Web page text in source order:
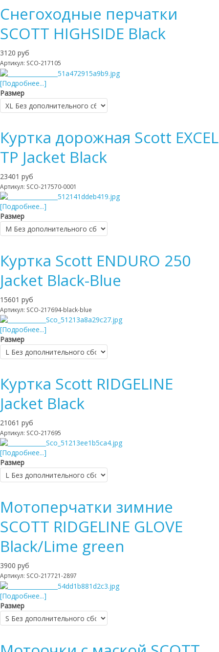
Снегоходные перчатки
SCOTT HIGHSIDE Black
3120 руб
Артикул: SCO-217105
[Подробнее...]
Размер
Куртка дорожная Scott EXCEL
TP Jacket Black
23401 руб
Артикул: SCO-217570-0001
[Подробнее...]
Размер
Куртка Scott ENDURO 250
Jacket Black-Blue
15601 руб
Артикул: SCO-217694-black-blue
[Подробнее...]
Размер
Куртка Scott RIDGELINE
Jacket Black
21061 руб
Артикул: SCO-217695
[Подробнее...]
Размер
Мотоперчатки зимние
SCOTT RIDGELINE GLOVE
Black/Lime green
3900 руб
Артикул: SCO-217721-2897
[Подробнее...]
Размер